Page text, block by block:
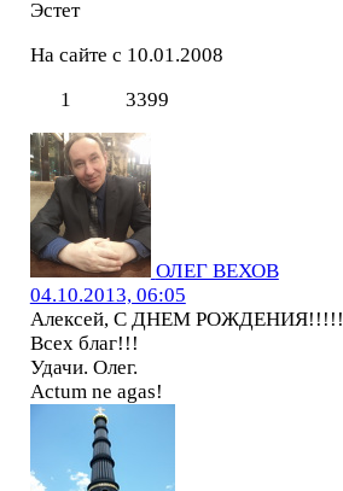
Эстет
На сайте с 10.01.2008
1
3399
ОЛЕГ ВЕХОВ
04.10.2013, 06:05
Алексей, С ДНЕМ РОЖДЕНИЯ!!!!!
Всех благ!!!
Удачи. Олег.
Actum ne agas!